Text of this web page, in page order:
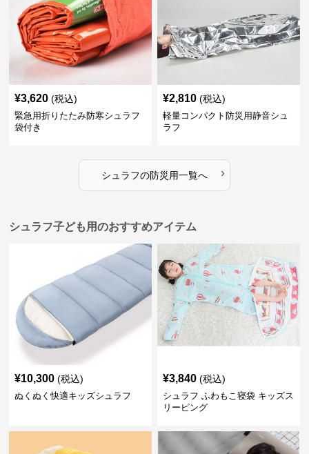
¥3,620 (税込)
緊急用折りたたみ防寒シュラフ
袋付き
¥2,810 (税込)
軽量コンパクト防災用静音シュ
ラフ
シュラフの防災用一覧へ ›
シュラフ子ども用のおすすめアイテム
¥10,300 (税込)
ぬくぬく快適キッズシュラフ
¥3,840 (税込)
シュラフ ふわもこ寝袋 キッズス
リーピング